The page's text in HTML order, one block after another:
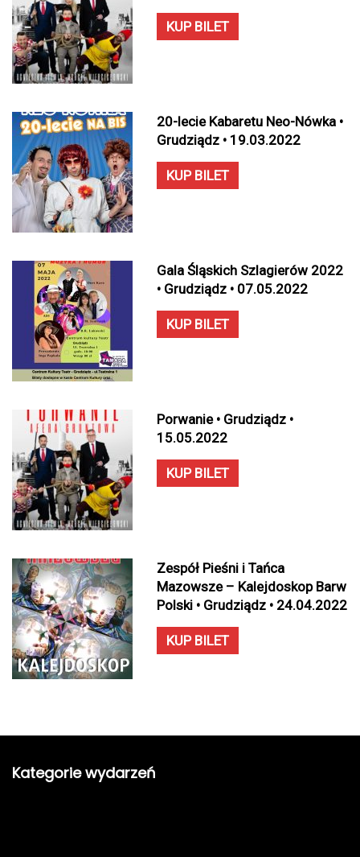
KUP BILET
20-lecie Kabaretu Neo-Nówka •
Grudziądz • 19.03.2022
KUP BILET
Gala Śląskich Szlagierów 2022
• Grudziądz • 07.05.2022
KUP BILET
Porwanie • Grudziądz •
15.05.2022
KUP BILET
Zespół Pieśni i Tańca
Mazowsze – Kalejdoskop Barw
Polski • Grudziądz • 24.04.2022
KUP BILET
Kategorie wydarzeń